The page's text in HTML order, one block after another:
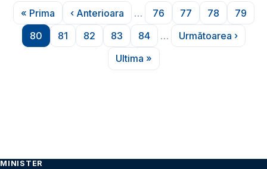
Paginare
Prima pagină
« Prima
Pagina anterioară
‹ Anterioara …
Pagina
76
Pagina
77
Pagina
78 79
Pagina
80
Pagina
81
Pagina
82
Pagina
83
Pagina
84 …
Pagina
Următoarea ›
Ultima pagină
Ultima »
MINISTER